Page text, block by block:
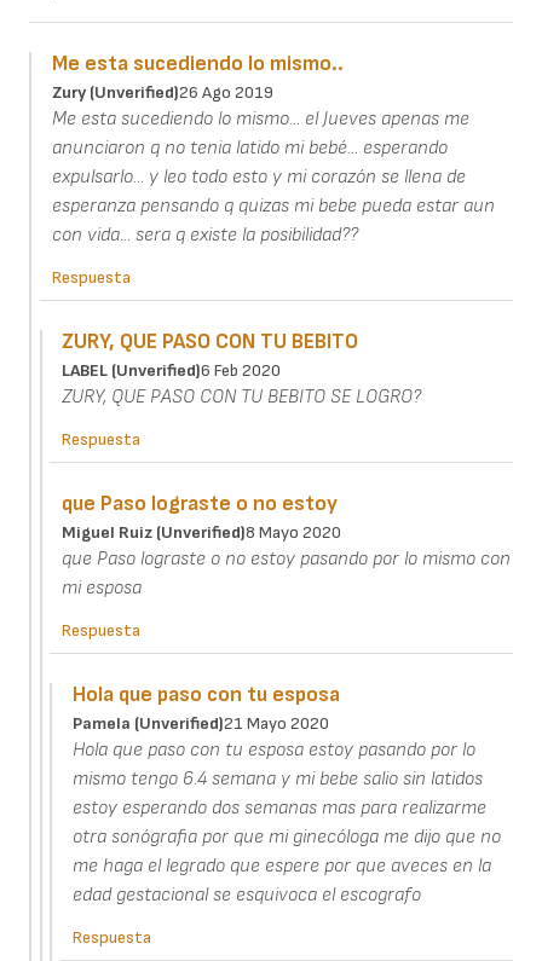
Me esta sucediendo lo mismo..
Zury (unverified)26 Ago 2019
Me esta sucediendo lo mismo... el Jueves apenas me
anunciaron q no tenia latido mi bebé... esperando
expulsarlo... y leo todo esto y mi corazón se llena de
esperanza pensando q quizas mi bebe pueda estar aun
con vida... sera q existe la posibilidad??
Respuesta
ZURY, QUE PASO CON TU BEBITO
LABEL (unverified)6 Feb 2020
ZURY, QUE PASO CON TU BEBITO SE LOGRO?
Respuesta
que Paso lograste o no estoy
Miguel Ruiz (unverified)8 Mayo 2020
que Paso lograste o no estoy pasando por lo mismo con
mi esposa
Respuesta
Hola que paso con tu esposa
Pamela (unverified)21 Mayo 2020
Hola que paso con tu esposa estoy pasando por lo
mismo tengo 6.4 semana y mi bebe salio sin latidos
estoy esperando dos semanas mas para realizarme
otra sonógrafia por que mi ginecóloga me dijo que no
me haga el legrado que espere por que aveces en la
edad gestacional se esquivoca el escografo
Respuesta